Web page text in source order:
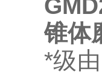
锥体
*级